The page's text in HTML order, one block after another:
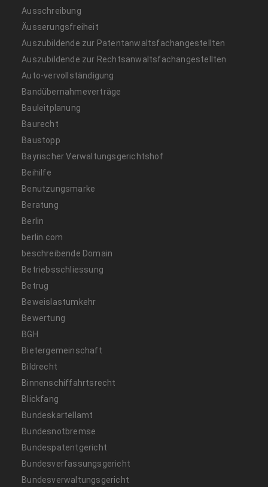
Ausschreibung
Äusserungsfreiheit
Auszubildende zur Patentanwaltsfachangestellten
Auszubildende zur Rechtsanwaltsfachangestellten
Auto-vervollständigung
Bandübernahmeverträge
Bauleitplanung
Baurecht
Baustopp
Bayrischer Verwaltungsgerichtshof
Beihilfe
Benutzungsmarke
Beratung
Berlin
berlin.com
beschreibende Domain
Betriebsschliessung
Betrug
Beweislastumkehr
Bewertung
BGH
Bietergemeinschaft
Bildrecht
Binnenschiffahrtsrecht
Blickfang
Bundeskartellamt
Bundesnotbremse
Bundespatentgericht
Bundesverfassungsgericht
Bundesverwaltungsgericht